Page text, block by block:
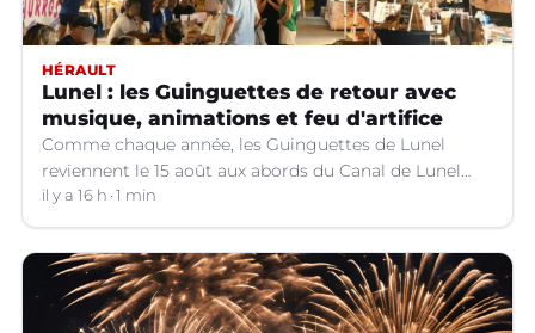
HÉRAULT
Lunel : les Guinguettes de retour avec
musique, animations et feu d'artifice
Comme chaque année, les Guinguettes de Lunel
reviennent le 15 août aux abords du Canal de Lunel
(Hérault).
il y a 16 h 1 min